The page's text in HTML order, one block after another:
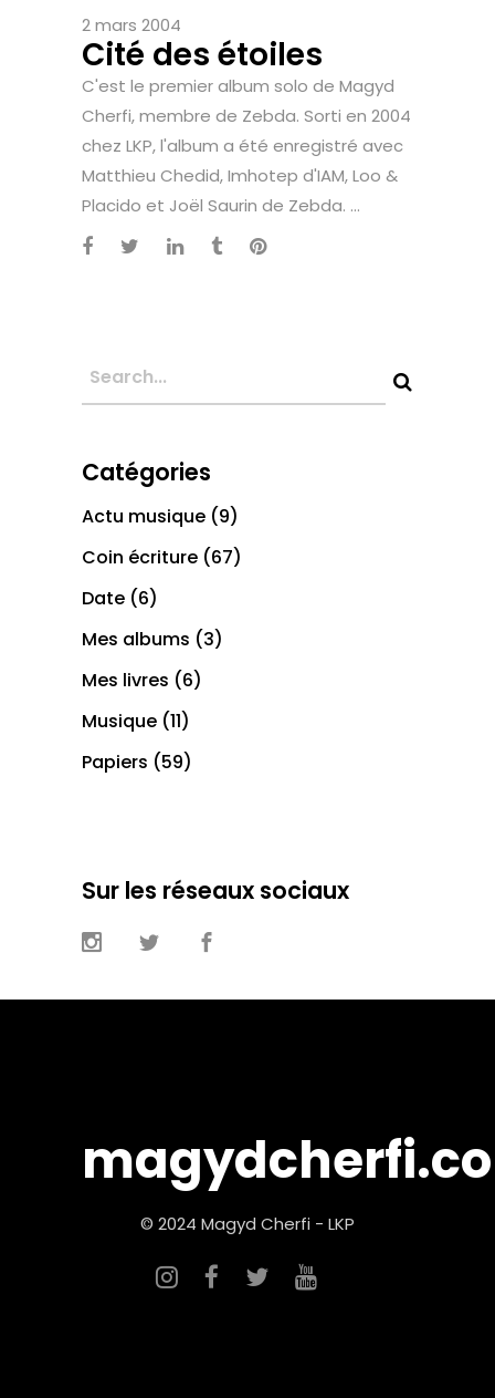
2 mars 2004
Cité des étoiles
C'est le premier album solo de Magyd
Cherfi, membre de Zebda. Sorti en 2004
chez LKP, l'album a été enregistré avec
Matthieu Chedid, Imhotep d'IAM, Loo &
Placido et Joël Saurin de Zebda. ...
Catégories
Actu musique (9)
Coin écriture (67)
Date (6)
Mes albums (3)
Mes livres (6)
Musique (11)
Papiers (59)
Sur les réseaux sociaux
© 2024 Magyd Cherfi - LKP